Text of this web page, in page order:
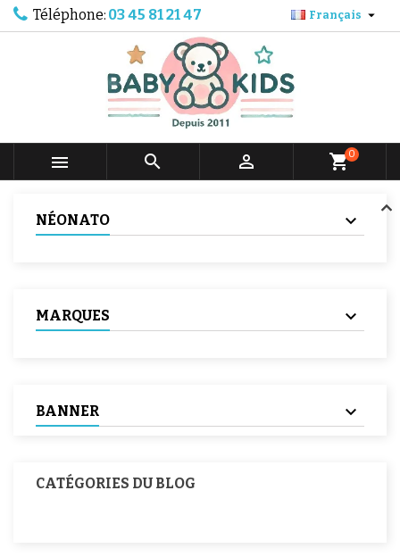
Téléphone: 03 45 81 21 47 Français 
   shopping_cart0
NÉONATO
MARQUES
BANNER
CATÉGORIES DU BLOG